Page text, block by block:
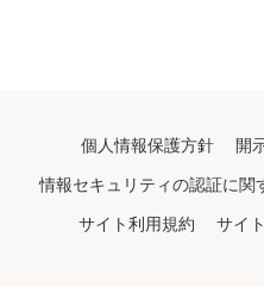
個人情報保護方針 開
情報セキュリティの認証に関
サイト利用規約 サイ